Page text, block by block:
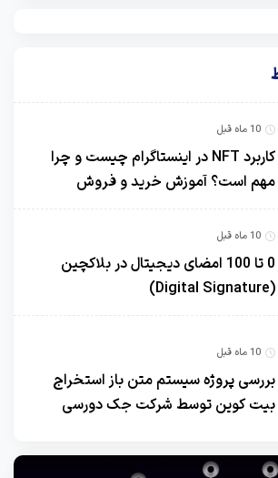
10 ماه قبل
کاربرد NFT در اینستاگرام چیست و چرا
مهم است؟ آموزش خرید و فروش
10 ماه قبل
0 تا 100 امضای دیجیتال در بلاکچین
(Digital Signature)
10 ماه قبل
بررسی پروژه سیستم متن باز استخراج
بیت کوین توسط شرکت جک دورسی